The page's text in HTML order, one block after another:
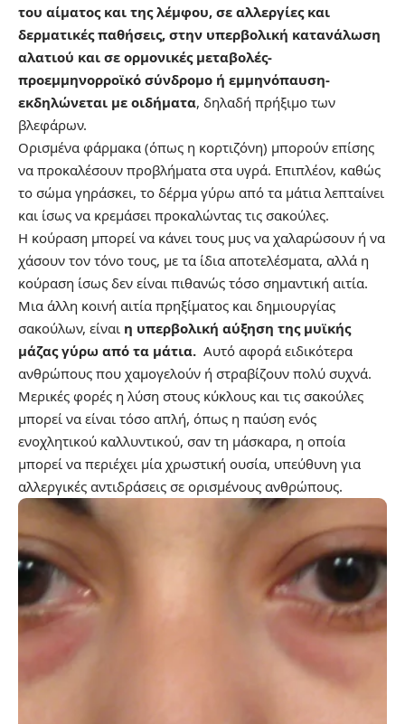
του αίματος και της λέμφου, σε αλλεργίες και
δερματικές παθήσεις, στην υπερβολική κατανάλωση
αλατιού και σε ορμονικές μεταβολές-
προεμμηνορροϊκό σύνδρομο ή εμμηνόπαυση-
εκδηλώνεται με οιδήματα, δηλαδή πρήξιμο των
βλεφάρων.
Ορισμένα φάρμακα (όπως η κορτιζόνη) μπορούν επίσης
να προκαλέσουν προβλήματα στα υγρά. Επιπλέον, καθώς
το σώμα γηράσκει, το δέρμα γύρω από τα μάτια λεπταίνει
και ίσως να κρεμάσει προκαλώντας τις σακούλες.
Η κούραση μπορεί να κάνει τους μυς να χαλαρώσουν ή να
χάσουν τον τόνο τους, με τα ίδια αποτελέσματα, αλλά η
κούραση ίσως δεν είναι πιθανώς τόσο σημαντική αιτία.
Μια άλλη κοινή αιτία πρηξίματος και δημιουργίας
σακούλων, είναι η υπερβολική αύξηση της μυϊκής
μάζας γύρω από τα μάτια. Αυτό αφορά ειδικότερα
ανθρώπους που χαμογελούν ή στραβίζουν πολύ συχνά.
Μερικές φορές η λύση στους κύκλους και τις σακούλες
μπορεί να είναι τόσο απλή, όπως η παύση ενός
ενοχλητικού καλλυντικού, σαν τη μάσκαρα, η οποία
μπορεί να περιέχει μία χρωστική ουσία, υπεύθυνη για
αλλεργικές αντιδράσεις σε ορισμένους ανθρώπους.